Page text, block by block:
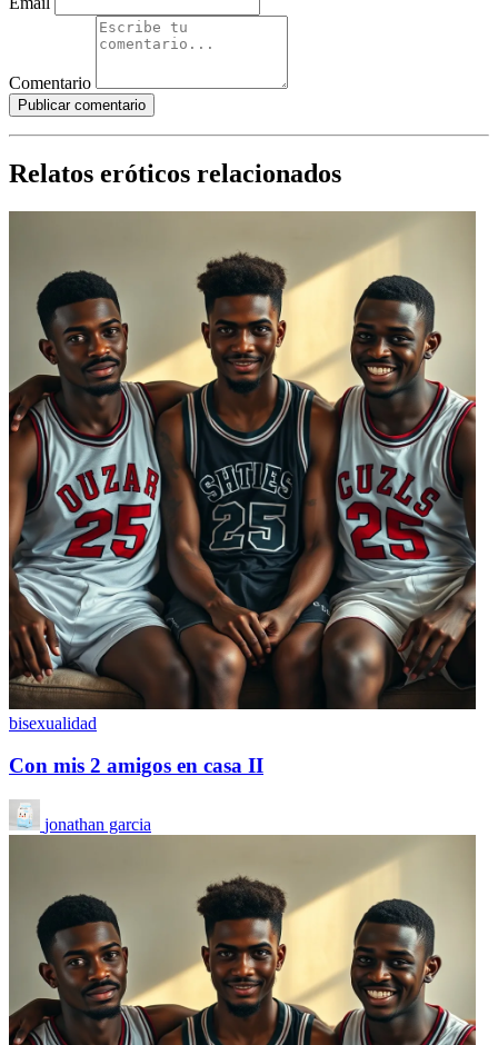
Comentario
Publicar comentario
Relatos eróticos relacionados
bisexualidad
Con mis 2 amigos en casa II
jonathan garcia